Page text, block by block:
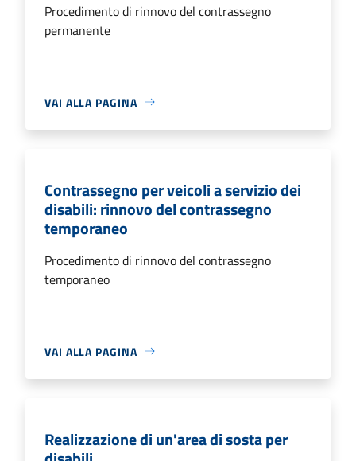
Procedimento di rinnovo del contrassegno
permanente
VAI ALLA PAGINA
Contrassegno per veicoli a servizio dei
disabili: rinnovo del contrassegno
temporaneo
Procedimento di rinnovo del contrassegno
temporaneo
VAI ALLA PAGINA
Realizzazione di un'area di sosta per